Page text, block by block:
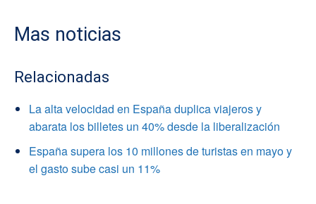
Mas noticias
Relacionadas
La alta velocidad en España duplica viajeros y
abarata los billetes un 40% desde la liberalización
España supera los 10 millones de turistas en mayo y
el gasto sube casi un 11%